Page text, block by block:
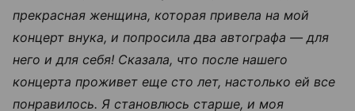
прекрасная женщина, которая привела на мой
концерт внука, и попросила два автографа — для
него и для себя! Сказала, что после нашего
концерта проживет еще сто лет, настолько ей все
понравилось. Я становлюсь старше, и моя